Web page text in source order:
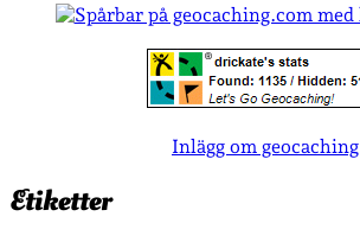
Inlägg om geocaching
Etiketter